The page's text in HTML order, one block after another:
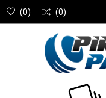
(0) (0)